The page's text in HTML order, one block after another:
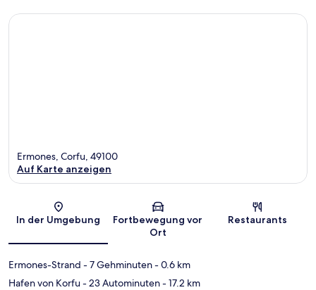
Karte
Ermones, Corfu, 49100
Auf Karte anzeigen
In der Umgebung
Fortbewegung vor
Ort
Restaurants
Ermones-Strand - 7 Gehminuten- 0.6 km
Hafen von Korfu- 23 Autominuten- 17.2 km